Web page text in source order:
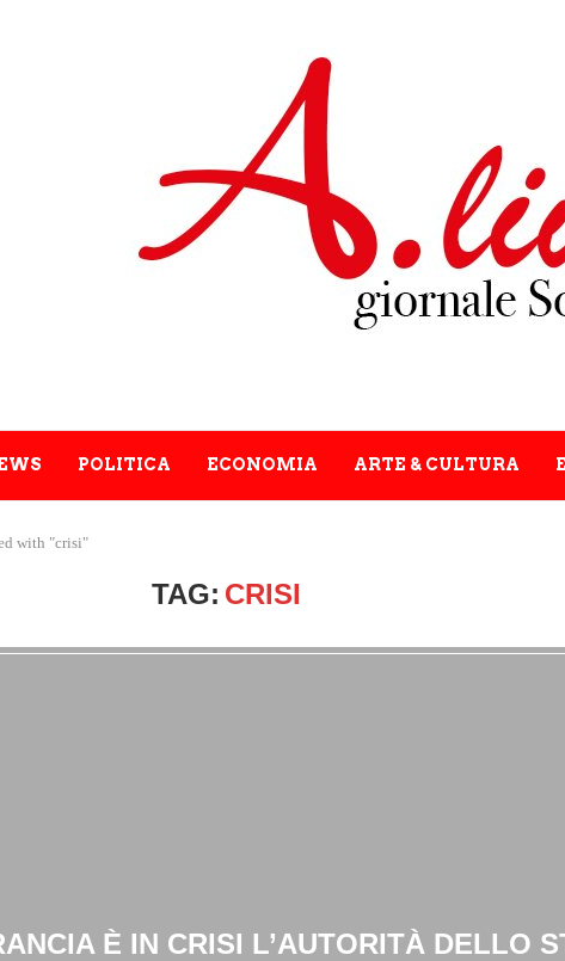
POLITICA ECONOMIA ARTE & CULTURA
with "crisi"
TAG: CRISI
È IN CRISI L’AUTORITÀ DELLO